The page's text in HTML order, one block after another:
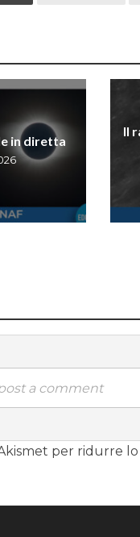
in diretta
Il
a comment
per ridurre lo